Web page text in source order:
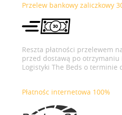
Przelew bankowy zaliczkowy
Reszta płatności przelewem
przed dostawą po otrzymaniu
Logistyki The Beds o terminie
Płatnośc internetowa 100%